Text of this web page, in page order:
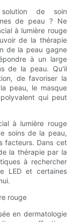
de soin
de peau ? Ne
à lumière rouge
de la thérapie
de la peau gagne
à un large
de la peau. Qu'il
de favoriser la
peau, le masque
qui peut
à lumière rouge
soins de la peau,
facteurs. Dans cet
la thérapie par la
à rechercher
LED et certaines
rouge
en dermatologie